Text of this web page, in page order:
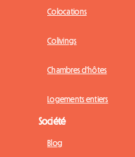
Colocations
Colivings
Chambres d'hôtes
Logements entiers
Société
Blog